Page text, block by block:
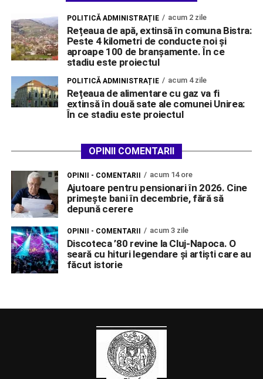
POLITICĂ ADMINISTRAȚIE acum 2 zile
Rețeaua de apă, extinsă în comuna Bistra:
Peste 4 kilometri de conducte noi și
aproape 100 de branșamente. În ce
stadiu este proiectul
POLITICĂ ADMINISTRAȚIE acum 4 zile
Rețeaua de alimentare cu gaz va fi
extinsă în două sate ale comunei Unirea:
În ce stadiu este proiectul
OPINII COMENTARII
OPINII - COMENTARII acum 14 ore
Ajutoare pentru pensionari în 2026. Cine
primește bani în decembrie, fără să
depună cerere
OPINII - COMENTARII acum 3 zile
Discoteca ’80 revine la Cluj-Napoca. O
seară cu hituri legendare și artiști care au
făcut istorie